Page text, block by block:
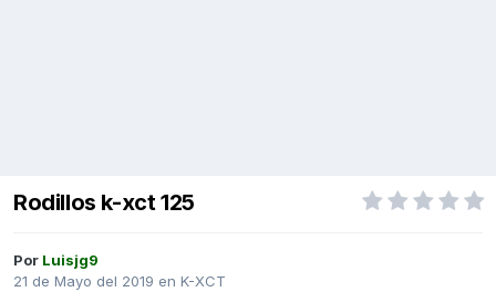
Rodillos k-xct 125
Por Luisjg9
21 de Mayo del 2019 en K-XCT